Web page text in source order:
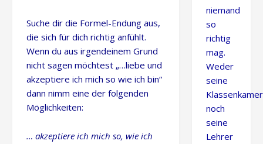
Suche dir die Formel-Endung aus,
die sich für dich richtig anfühlt.
Wenn du aus irgendeinem Grund
nicht sagen möchtest „…liebe und
akzeptiere ich mich so wie ich bin“
dann nimm eine der folgenden
Möglichkeiten:
… akzeptiere ich mich so, wie ich
niemand
so
richtig
mag.
Weder
seine
noch
seine
Lehrer